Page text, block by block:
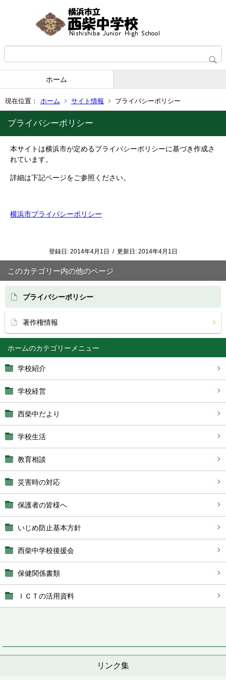
ホーム
現在位置： ホーム サイト情報 プライバシーポリシー
ホーム
学校紹介
学校経営
西柴中だより
学校生活
教育相談
災害時の対応
保護者の皆様へ
いじめ防止基本方針
西柴中学校後援会
保健関係書類
ＩＣＴの活用資料
リンク集
プライバシーポリシー
本サイトは横浜市が定めるプライバシーポリシーに基づき作成さ
れています。
詳細は下記ページをご参照ください。
横浜市プライバシーポリシー
登録日: 2014年4月1日 / 更新日: 2014年4月1日
このカテゴリー内の他のページ
プライバシーポリシー
著作権情報